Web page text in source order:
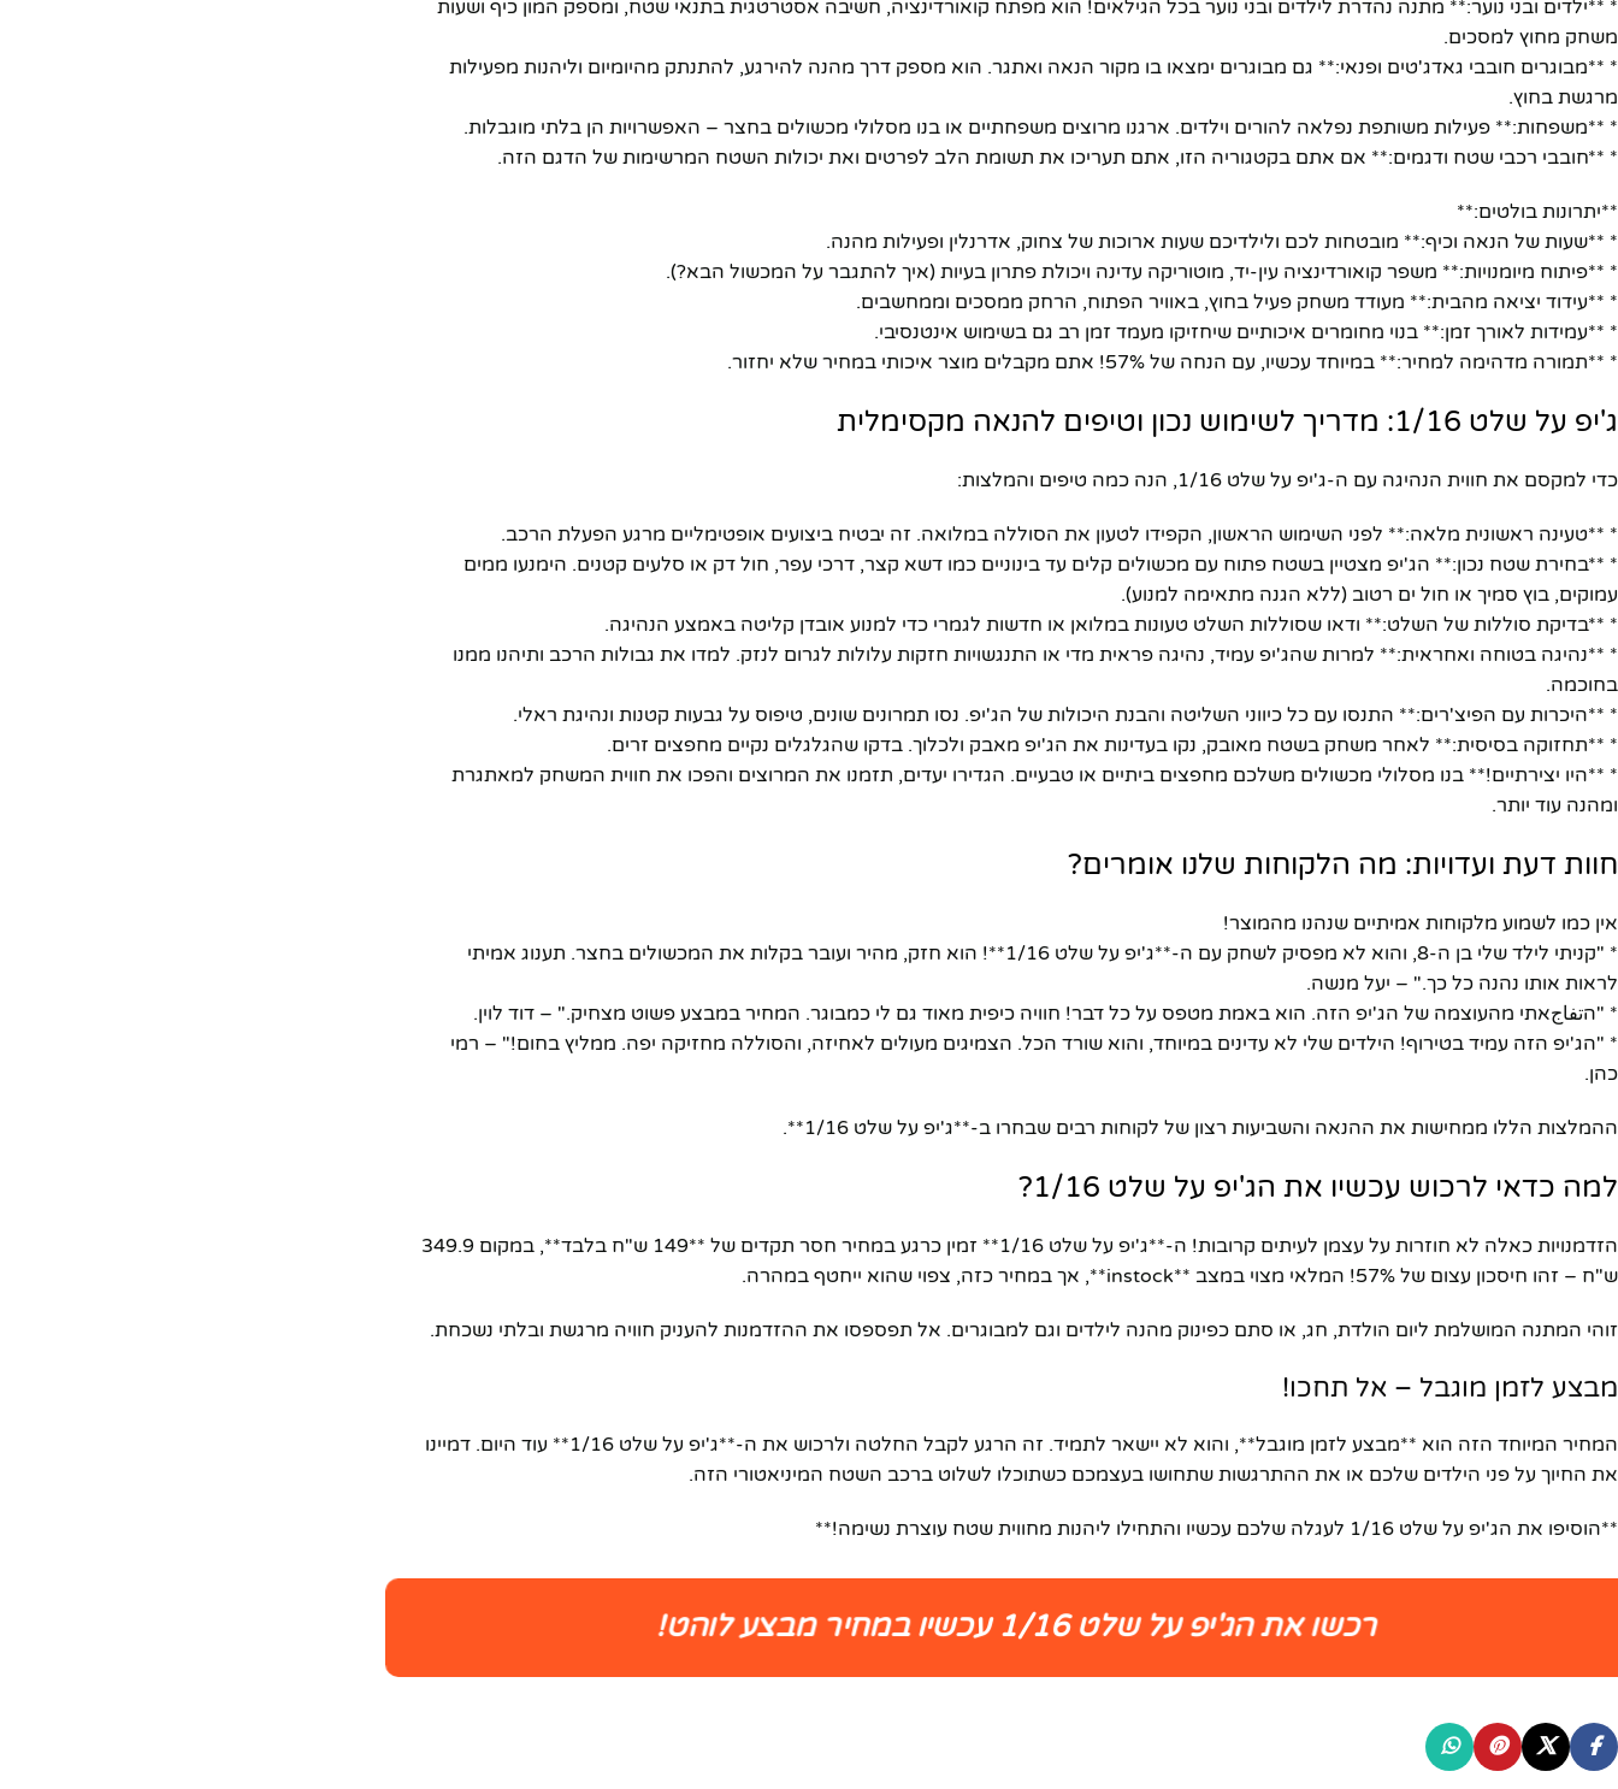
* **ילדים ובני נוער:** מתנה נהדרת לילדים ובני נוער בכל הגילאים! הוא מפתח קואורדינציה, חשיבה אסטרטגית בתנאי שטח, ומספק המון כיף ושעות
משחק מחוץ למסכים.
* **מבוגרים חובבי גאדג'טים ופנאי:** גם מבוגרים ימצאו בו מקור הנאה ואתגר. הוא מספק דרך מהנה להירגע, להתנתק מהיומיום וליהנות מפעילות
מרגשת בחוץ.
* **משפחות:** פעילות משותפת נפלאה להורים וילדים. ארגנו מרוצים משפחתיים או בנו מסלולי מכשולים בחצר – האפשרויות הן בלתי מוגבלות.
* **חובבי רכבי שטח ודגמים:** אם אתם בקטגוריה הזו, אתם תעריכו את תשומת הלב לפרטים ואת יכולות השטח המרשימות של הדגם הזה.
**יתרונות בולטים:**
* **שעות של הנאה וכיף:** מובטחות לכם ולילדיכם שעות ארוכות של צחוק, אדרנלין ופעילות מהנה.
* **פיתוח מיומנויות:** משפר קואורדינציה עין-יד, מוטוריקה עדינה ויכולת פתרון בעיות (איך להתגבר על המכשול הבא?).
* **עידוד יציאה מהבית:** מעודד משחק פעיל בחוץ, באוויר הפתוח, הרחק ממסכים וממחשבים.
* **עמידות לאורך זמן:** בנוי מחומרים איכותיים שיחזיקו מעמד זמן רב גם בשימוש אינטנסיבי.
* **תמורה מדהימה למחיר:** במיוחד עכשיו, עם הנחה של 57%! אתם מקבלים מוצר איכותי במחיר שלא יחזור.
ג'יפ על שלט 1/16: מדריך לשימוש נכון וטיפים להנאה מקסימלית
כדי למקסם את חווית הנהיגה עם ה-ג'יפ על שלט 1/16, הנה כמה טיפים והמלצות:
* **טעינה ראשונית מלאה:** לפני השימוש הראשון, הקפידו לטעון את הסוללה במלואה. זה יבטיח ביצועים אופטימליים מרגע הפעלת הרכב.
* **בחירת שטח נכון:** הג'יפ מצטיין בשטח פתוח עם מכשולים קלים עד בינוניים כמו דשא קצר, דרכי עפר, חול דק או סלעים קטנים. הימנעו ממים
עמוקים, בוץ סמיך או חול ים רטוב (ללא הגנה מתאימה למנוע).
* **בדיקת סוללות של השלט:** ודאו שסוללות השלט טעונות במלואן או חדשות לגמרי כדי למנוע אובדן קליטה באמצע הנהיגה.
* **נהיגה בטוחה ואחראית:** למרות שהג'יפ עמיד, נהיגה פראית מדי או התנגשויות חזקות עלולות לגרום לנזק. למדו את גבולות הרכב ותיהנו ממנו
בחוכמה.
* **היכרות עם הפיצ'רים:** התנסו עם כל כיווני השליטה והבנת היכולות של הג'יפ. נסו תמרונים שונים, טיפוס על גבעות קטנות ונהיגת ראלי.
* **תחזוקה בסיסית:** לאחר משחק בשטח מאובק, נקו בעדינות את הג'יפ מאבק ולכלוך. בדקו שהגלגלים נקיים מחפצים זרים.
* **היו יצירתיים!** בנו מסלולי מכשולים משלכם מחפצים ביתיים או טבעיים. הגדירו יעדים, תזמנו את המרוצים והפכו את חווית המשחק למאתגרת
ומהנה עוד יותר.
חוות דעת ועדויות: מה הלקוחות שלנו אומרים?
אין כמו לשמוע מלקוחות אמיתיים שנהנו מהמוצר!
* "קניתי לילד שלי בן ה-8, והוא לא מפסיק לשחק עם ה-**ג'יפ על שלט 1/16**! הוא חזק, מהיר ועובר בקלות את המכשולים בחצר. תענוג אמיתי
לראות אותו נהנה כל כך." – יעל מנשה.
* "הتفاجאתי מהעוצמה של הג'יפ הזה. הוא באמת מטפס על כל דבר! חוויה כיפית מאוד גם לי כמבוגר. המחיר במבצע פשוט מצחיק." – דוד לוין.
* "הג'יפ הזה עמיד בטירוף! הילדים שלי לא עדינים במיוחד, והוא שורד הכל. הצמיגים מעולים לאחיזה, והסוללה מחזיקה יפה. ממליץ בחום!" – רמי
כהן.
ההמלצות הללו ממחישות את ההנאה והשביעות רצון של לקוחות רבים שבחרו ב-**ג'יפ על שלט 1/16**.
למה כדאי לרכוש עכשיו את הג'יפ על שלט 1/16?
הזדמנויות כאלה לא חוזרות על עצמן לעיתים קרובות! ה-**ג'יפ על שלט 1/16** זמין כרגע במחיר חסר תקדים של **149 ש"ח בלבד**, במקום 349.9
ש"ח – זהו חיסכון עצום של 57%! המלאי מצוי במצב **instock**, אך במחיר כזה, צפוי שהוא ייחטף במהרה.
זוהי המתנה המושלמת ליום הולדת, חג, או סתם כפינוק מהנה לילדים וגם למבוגרים. אל תפספסו את ההזדמנות להעניק חוויה מרגשת ובלתי נשכחת.
מבצע לזמן מוגבל – אל תחכו!
המחיר המיוחד הזה הוא **מבצע לזמן מוגבל**, והוא לא יישאר לתמיד. זה הרגע לקבל החלטה ולרכוש את ה-**ג'יפ על שלט 1/16** עוד היום. דמיינו
את החיוך על פני הילדים שלכם או את ההתרגשות שתחושו בעצמכם כשתוכלו לשלוט ברכב השטח המיניאטורי הזה.
**הוסיפו את הג'יפ על שלט 1/16 לעגלה שלכם עכשיו והתחילו ליהנות מחווית שטח עוצרת נשימה!**
רכשו את הג'יפ על שלט 1/16 עכשיו במחיר מבצע לוהט!
פייסבוק
אינסטגרם
יוטיוב